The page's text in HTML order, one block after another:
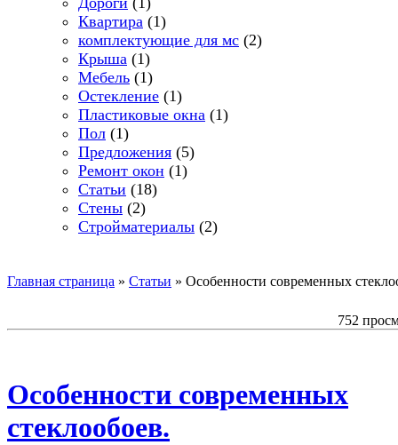
Квартира (1)
комплектующие для мс (2)
Крыша (1)
Мебель (1)
Остекление (1)
Пластиковые окна (1)
Пол (1)
Предложения (5)
Ремонт окон (1)
Статьи (18)
Стены (2)
Стройматериалы (2)
Главная страница » Статьи » Особенности современных
752
Особенности современных
стеклообоев.